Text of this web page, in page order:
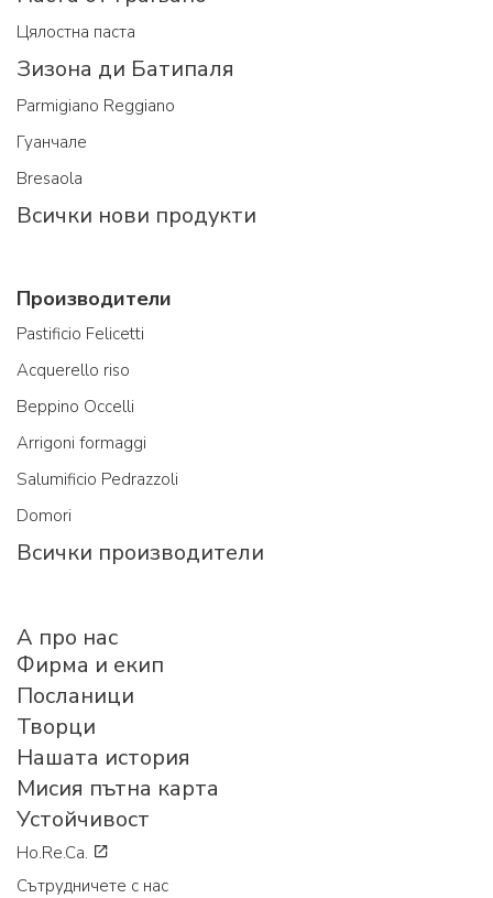
Цялостна паста
Зизона ди Батипаля
Parmigiano Reggiano
Гуанчале
Bresaola
Всички нови продукти
Производители
Pastificio Felicetti
Acquerello riso
Beppino Occelli
Arrigoni formaggi
Salumificio Pedrazzoli
Domori
Всички производители
A про нас
Фирма и екип
Посланици
Творци
Нашата история
Мисия пътна карта
Устойчивост
Ho.Re.Ca.
Сътрудничете с нас